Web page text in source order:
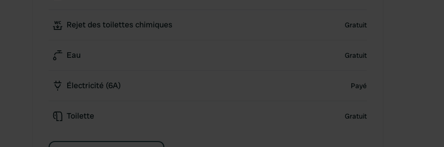
Rejet des toilettes chimiques Gratuit
Eau Gratuit
Électricité (6A) Payé
Toilette Gratuit